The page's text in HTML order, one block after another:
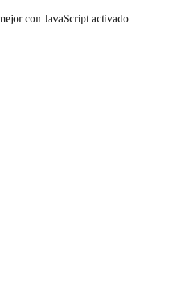
con JavaScript activado